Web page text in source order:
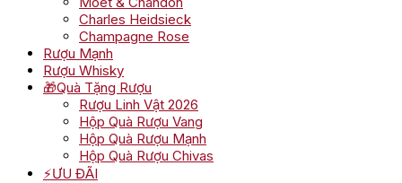
Charles Heidsieck
Champagne Rose
Rượu Mạnh
Rượu Whisky
🎁Quà Tặng Rượu
Rượu Linh Vật 2026
Hộp Quà Rượu Vang
Hộp Quà Rượu Mạnh
Hộp Quà Rượu Chivas
⚡ƯU ĐÃI